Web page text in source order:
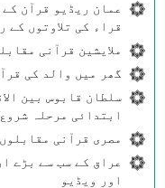
عمان ریڈیو قرآن
قراء کی تلاوتوں کے
ملایشین قرآنی
گھر میں والد کی
ابتدائی مرحلہ شروع
مصری قرآنی
عراق کے سب سے بڑے
اور ویڈیو